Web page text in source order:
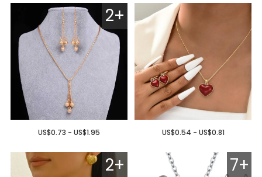
US$0.54 - US$0.81
2+
US$0.73 - US$1.95
7+
2+